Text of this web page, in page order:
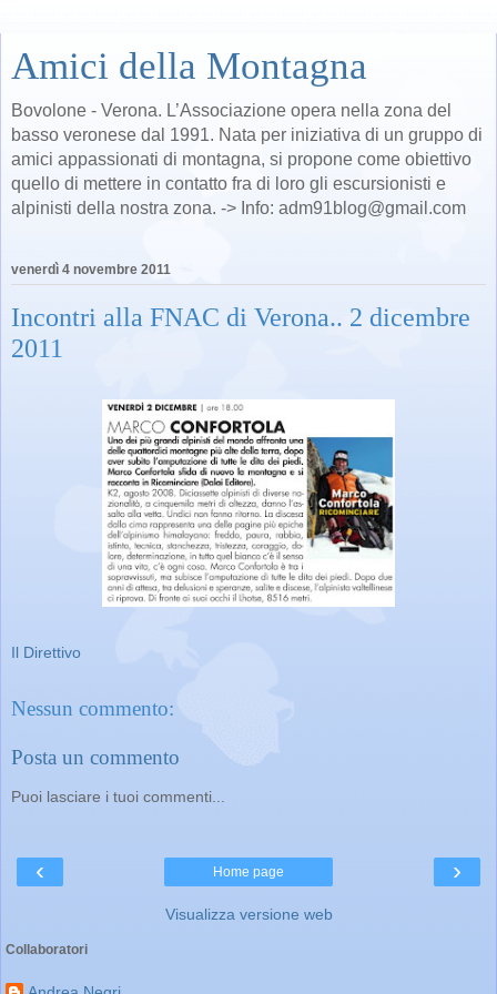
Amici della Montagna
Bovolone - Verona. L’Associazione opera nella zona del
basso veronese dal 1991. Nata per iniziativa di un gruppo di
amici appassionati di montagna, si propone come obiettivo
quello di mettere in contatto fra di loro gli escursionisti e
alpinisti della nostra zona. -> Info: adm91blog@gmail.com
venerdì 4 novembre 2011
Incontri alla FNAC di Verona.. 2 dicembre
2011
Il Direttivo
Nessun commento:
Posta un commento
Puoi lasciare i tuoi commenti...
‹ ›
Home page
Visualizza versione web
Collaboratori